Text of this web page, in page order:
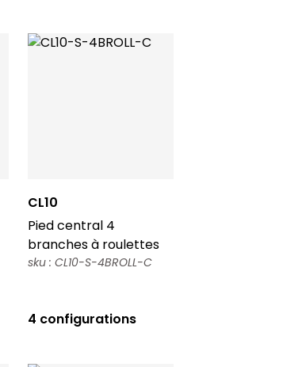
CL10
Pied central 4
branches à roulettes
sku : CL10-S-4BROLL-C
4 configurations